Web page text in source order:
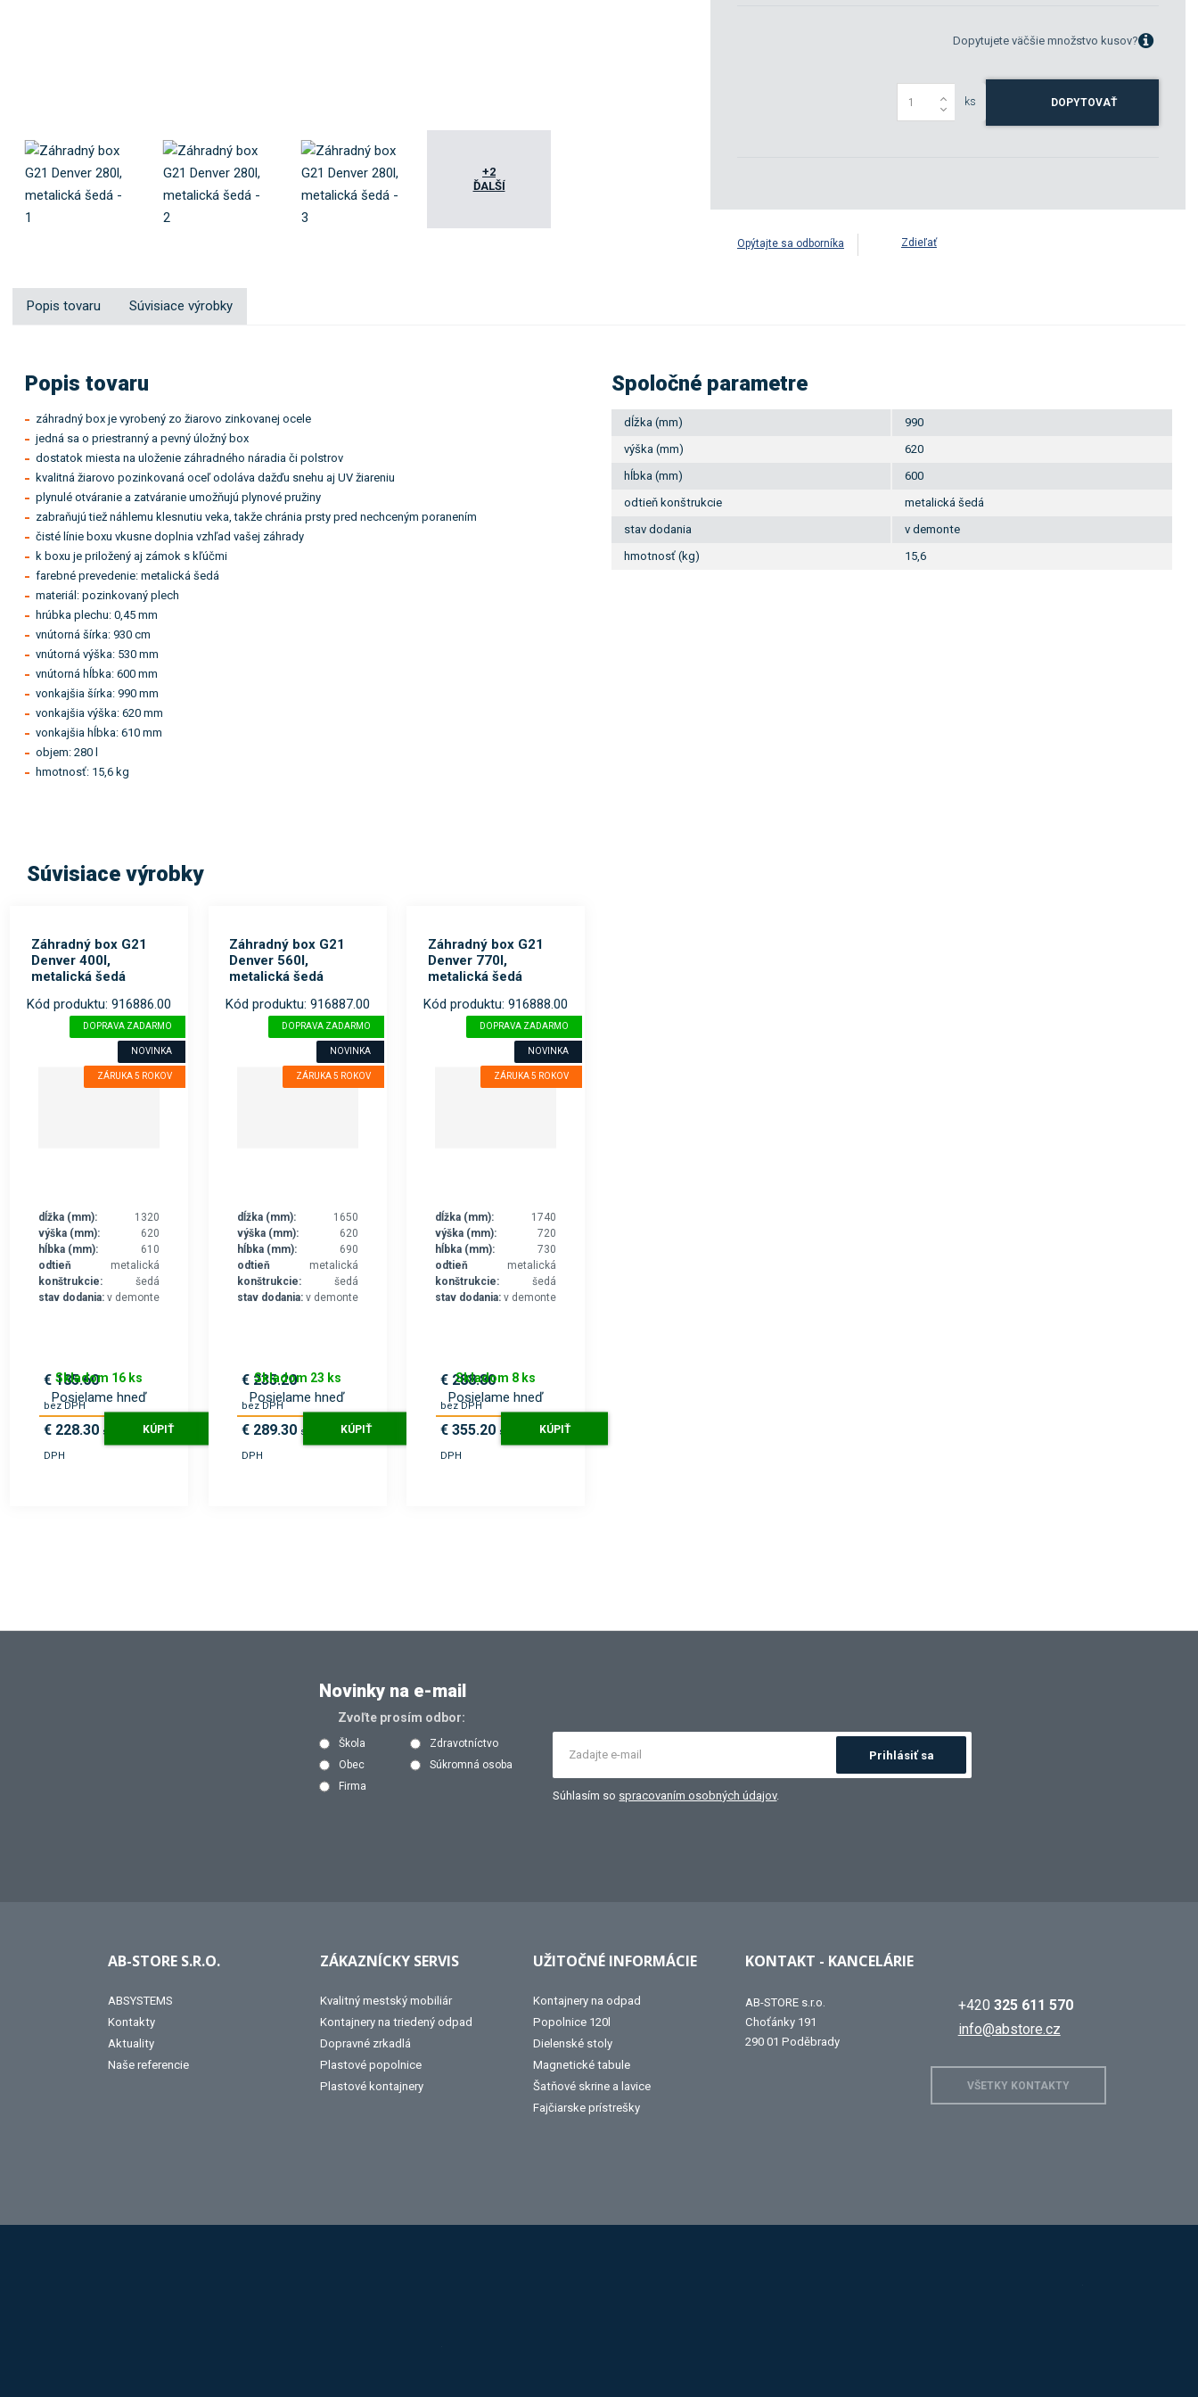
+2
ĎALŠÍ
Dopytujete väčšie množstvo kusov?
ks DOPYTOVAŤ
Opýtajte sa odborníka Zdieľať
Popis tovaru Súvisiace výrobky
Popis tovaru
záhradný box je vyrobený zo žiarovo zinkovanej ocele
jedná sa o priestranný a pevný úložný box
dostatok miesta na uloženie záhradného náradia či polstrov
kvalitná žiarovo pozinkovaná oceľ odoláva dažďu snehu aj UV žiareniu
plynulé otváranie a zatváranie umožňujú plynové pružiny
zabraňujú tiež náhlemu klesnutiu veka, takže chránia prsty pred nechceným poranením
čisté línie boxu vkusne doplnia vzhľad vašej záhrady
k boxu je priložený aj zámok s kľúčmi
farebné prevedenie: metalická šedá
materiál: pozinkovaný plech
hrúbka plechu: 0,45 mm
vnútorná šírka: 930 cm
vnútorná výška: 530 mm
vnútorná hĺbka: 600 mm
vonkajšia šírka: 990 mm
vonkajšia výška: 620 mm
vonkajšia hĺbka: 610 mm
objem: 280 l
hmotnosť: 15,6 kg
Spoločné parametre
dĺžka (mm)
990
výška (mm)
620
hĺbka (mm)
600
odtieň konštrukcie
metalická šedá
stav dodania
v demonte
hmotnosť (kg)
15,6
Súvisiace výrobky
Záhradný box G21
Denver 400l,
metalická šedá
Kód produktu: 916886.00
DOPRAVA ZADARMO
NOVINKA
ZÁRUKA 5 ROKOV
dĺžka (mm):
1320
výška (mm):
620
hĺbka (mm):
610
odtieň
konštrukcie:
metalická
šedá
stav dodania: v demonte
€ 185.60
bez DPH
€ 228.30 s
DPH
Skladom 16 ks
Posielame hneď
KÚPIŤ
Záhradný box G21
Denver 560l,
metalická šedá
Kód produktu: 916887.00
DOPRAVA ZADARMO
NOVINKA
ZÁRUKA 5 ROKOV
dĺžka (mm):
1650
výška (mm):
620
hĺbka (mm):
690
odtieň
konštrukcie:
metalická
šedá
stav dodania: v demonte
€ 235.20
bez DPH
€ 289.30 s
DPH
Skladom 23 ks
Posielame hneď
KÚPIŤ
Záhradný box G21
Denver 770l,
metalická šedá
Kód produktu: 916888.00
DOPRAVA ZADARMO
NOVINKA
ZÁRUKA 5 ROKOV
dĺžka (mm):
1740
výška (mm):
720
hĺbka (mm):
730
odtieň
konštrukcie:
metalická
šedá
stav dodania: v demonte
€ 288.80
bez DPH
€ 355.20 s
DPH
Skladom 8 ks
Posielame hneď
KÚPIŤ
Novinky na e-mail
Zvoľte prosím odbor:
Škola
Zdravotníctvo
Obec
Súkromná osoba
Firma
Prihlásiť sa
Súhlasím so spracovaním osobných údajov.
AB-STORE S.R.O.
ABSYSTEMS
Kontakty
Aktuality
Naše referencie
ZÁKAZNÍCKY SERVIS
Kvalitný mestský mobiliár
Kontajnery na triedený odpad
Dopravné zrkadlá
Plastové popolnice
Plastové kontajnery
UŽITOČNÉ INFORMÁCIE
Kontajnery na odpad
Popolnice 120l
Dielenské stoly
Magnetické tabule
Šatňové skrine a lavice
Fajčiarske prístrešky
KONTAKT - KANCELÁRIE
AB-STORE s.r.o.
Choťánky 191
290 01 Poděbrady
+420 325 611 570
info@abstore.cz
VŠETKY KONTAKTY